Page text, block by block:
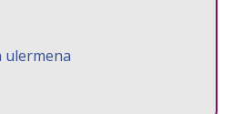
ulermena